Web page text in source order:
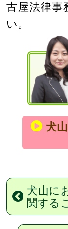
古屋法律事
い。
犬
犬山に
関する